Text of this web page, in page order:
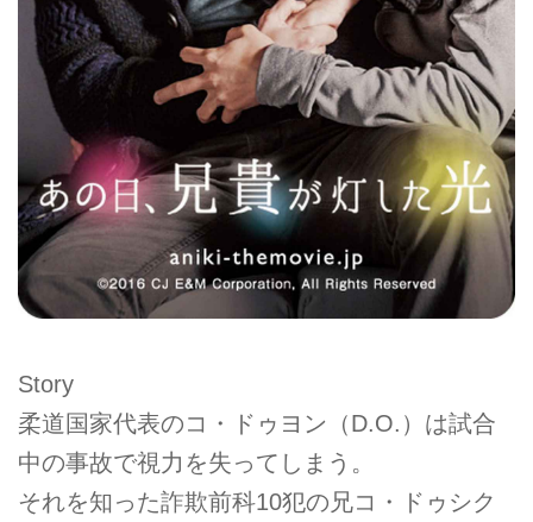
Story
柔道国家代表のコ・ドゥヨン（D.O.）は試合
中の事故で視力を失ってしまう。
それを知った詐欺前科10犯の兄コ・ドゥシク